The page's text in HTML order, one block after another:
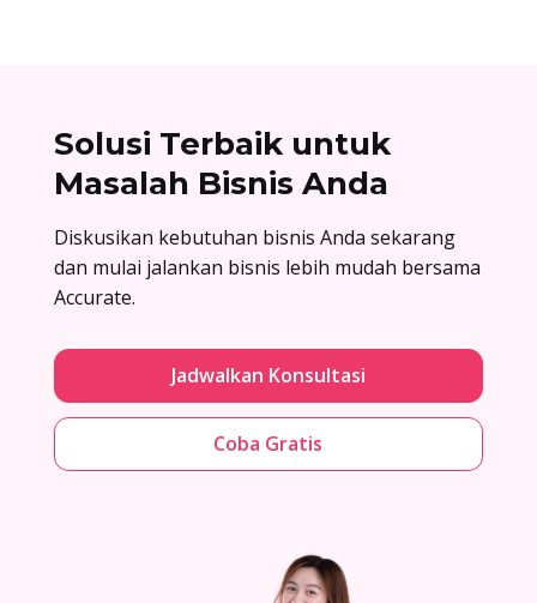
Solusi Terbaik untuk
Masalah Bisnis Anda
Diskusikan kebutuhan bisnis Anda sekarang
dan mulai jalankan bisnis lebih mudah bersama
Accurate.
Jadwalkan Konsultasi
Coba Gratis